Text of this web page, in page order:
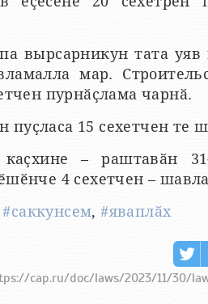
вырсарникун тата уяв
мар.
пурнӑҫлама чарнӑ.
пуҫласа 15 сехетчен те
– раштавӑн
4 сехетчен –
#саккунсем,#яваплӑх
cap.ru/doc/laws/2023/11/30/